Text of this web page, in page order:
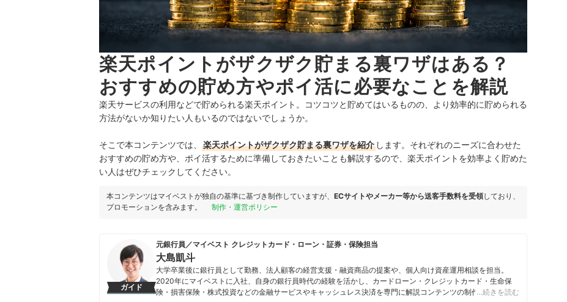
楽天ポイントがザクザク貯まる裏ワザはある？
おすすめの貯め方やポイ活に必要なことを解説
楽天サービスの利用などで貯められる楽天ポイント。コツコツと貯めてはいるものの、より効率的に貯められる
方法がないか知りたい人もいるのではないでしょうか。
そこで本コンテンツでは、 楽天ポイントがザクザク貯まる裏ワザを紹介 します。それぞれのニーズに合わせた
おすすめの貯め方や、ポイ活するために準備しておきたいことも解説するので、楽天ポイントを効率よく貯めた
い人はぜひチェックしてください。
本コンテンツはマイベストが独自の基準に基づき制作していますが、 ECサイトやメーカー等から送客手数料を受領しており、
プロモーションを含みます。
制作・運営ポリシー
ガイド
元銀行員／マイベスト クレジットカード・ローン・証券・保険担当
大島凱斗
大学卒業後に銀行員として勤務、法人顧客の経営支援・融資商品の提案や、個人向け資産運用相談を担当。
2020年にマイベストに入社、自身の銀行員時代の経験を活かし、カードローン・クレジットカード・生命保
険・損害保険・株式投資などの金融サービスやキャッシュレス決済を専門に解説コンテンツの制作を統括す
…続きを読む